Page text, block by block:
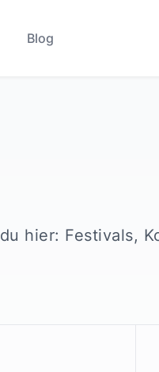
Blog
hier: Festivals,